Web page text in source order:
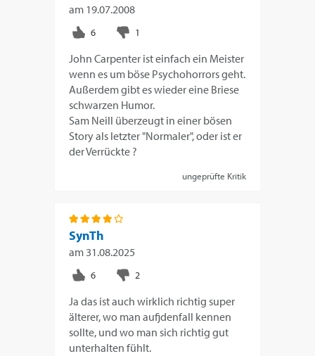
am 19.07.2008
John Carpenter ist einfach ein Meister
wenn es um böse Psychohorrors geht.
Außerdem gibt es wieder eine Briese
schwarzen Humor.
Sam Neill überzeugt in einer bösen
Story als letzter "Normaler", oder ist er
der Verrückte ?
ungeprüfte Kritik
SynTh
am 31.08.2025
Ja das ist auch wirklich richtig super
älterer, wo man aufjdenfall kennen
sollte, und wo man sich richtig gut
unterhalten fühlt.